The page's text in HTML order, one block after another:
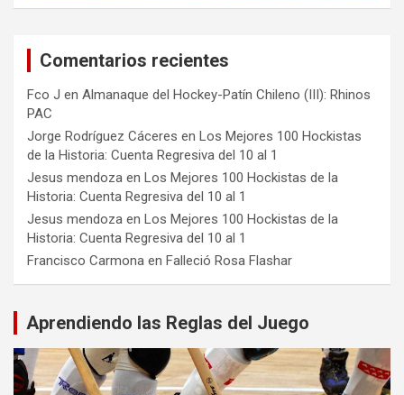
Comentarios recientes
Fco J en Almanaque del Hockey-Patín Chileno (III): Rhinos
PAC
Jorge Rodríguez Cáceres en Los Mejores 100 Hockistas
de la Historia: Cuenta Regresiva del 10 al 1
Jesus mendoza en Los Mejores 100 Hockistas de la
Historia: Cuenta Regresiva del 10 al 1
Jesus mendoza en Los Mejores 100 Hockistas de la
Historia: Cuenta Regresiva del 10 al 1
Francisco Carmona en Falleció Rosa Flashar
Aprendiendo las Reglas del Juego